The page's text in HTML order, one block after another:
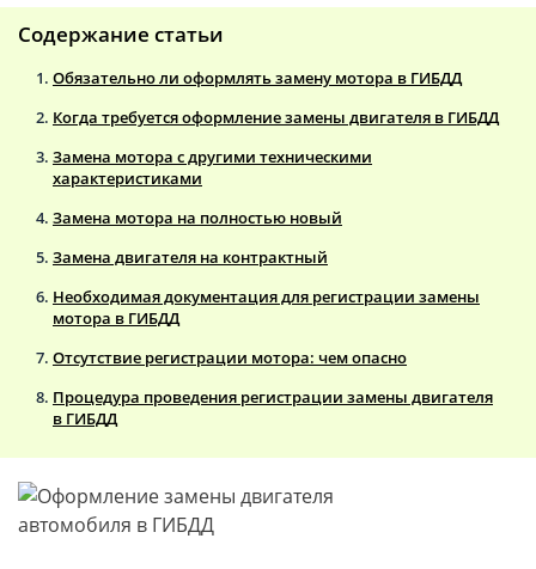
Содержание статьи
Обязательно ли оформлять замену мотора в ГИБДД
Когда требуется оформление замены двигателя в ГИБДД
Замена мотора с другими техническими
характеристиками
Замена мотора на полностью новый
Замена двигателя на контрактный
Необходимая документация для регистрации замены
мотора в ГИБДД
Отсутствие регистрации мотора: чем опасно
Процедура проведения регистрации замены двигателя
в ГИБДД